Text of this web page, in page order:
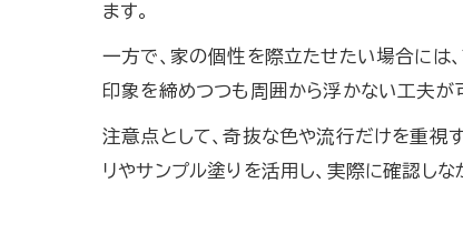
ます。
一方で、家の個性を際立たせたい場合には
印象を締めつつも周囲から浮かない工夫が
注意点として、奇抜な色や流行だけを重視
リやサンプル塗りを活用し、実際に確認しな